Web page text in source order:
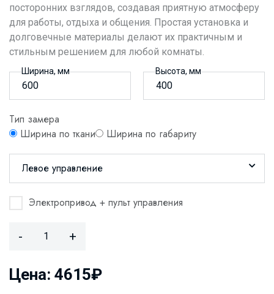
посторонних взглядов, создавая приятную атмосферу
для работы, отдыха и общения. Простая установка и
долговечные материалы делают их практичным и
стильным решением для любой комнаты.
Ширина, мм Высота, мм
Тип замера
Ширина по ткани
Ширина по габариту
Левое управление
Электропривод + пульт управления
- +
Цена: 4615₽